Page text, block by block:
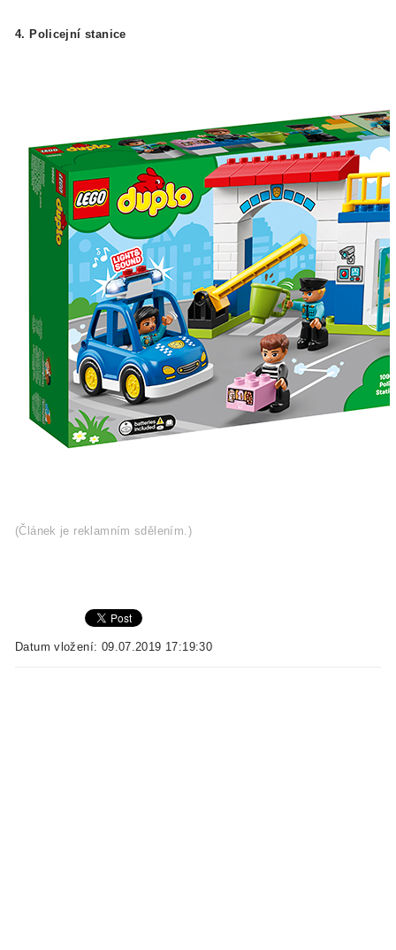
4. Policejní stanice
(Článek je reklamním sdělením.)
Datum vložení: 09.07.2019 17:19:30